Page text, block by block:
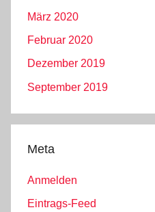
März 2020
Februar 2020
Dezember 2019
September 2019
Meta
Anmelden
Eintrags-Feed